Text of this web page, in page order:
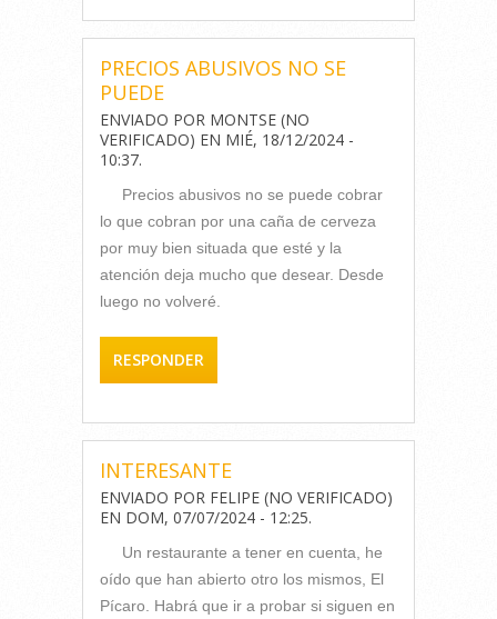
PRECIOS ABUSIVOS NO SE
PUEDE
ENVIADO POR MONTSE (NO
VERIFICADO) EN MIÉ, 18/12/2024 -
10:37.
Precios abusivos no se puede cobrar
lo que cobran por una caña de cerveza
por muy bien situada que esté y la
atención deja mucho que desear. Desde
luego no volveré.
RESPONDER
INTERESANTE
ENVIADO POR FELIPE (NO VERIFICADO)
EN DOM, 07/07/2024 - 12:25.
Un restaurante a tener en cuenta, he
oído que han abierto otro los mismos, El
Pícaro. Habrá que ir a probar si siguen en